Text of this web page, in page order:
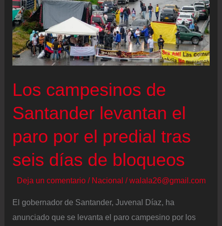
Los campesinos de
Santander levantan el
paro por el predial tras
seis días de bloqueos
Deja un comentario / Nacional /walala26@gmail.com
El gobernador de Santander, Juvenal Díaz, ha
anunciado que se levanta el paro campesino por los